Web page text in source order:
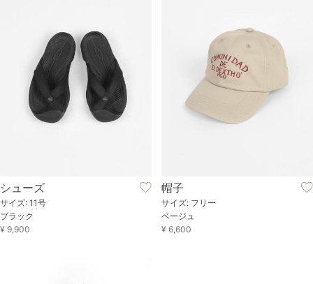
シューズ
サイズ: 11号
ブラック
¥ 9,900
帽子
サイズ: フリー
ベージュ
¥ 6,600